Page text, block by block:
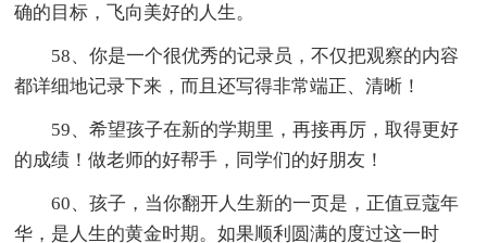
确的目标，飞向美好的人生。
58、你是一个很优秀的记录员，不仅把观察的内容
都详细地记录下来，而且还写得非常端正、清晰！
59、希望孩子在新的学期里，再接再厉，取得更好
的成绩！做老师的好帮手，同学们的好朋友！
60、孩子，当你翻开人生新的一页是，正值豆蔻年
华，是人生的黄金时期。如果顺利圆满的度过这一时